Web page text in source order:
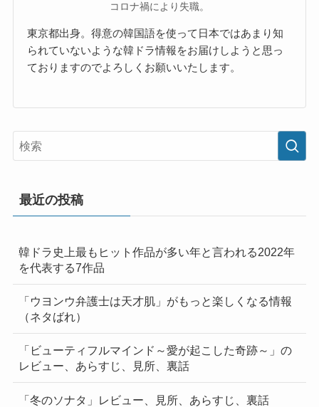
コロナ禍により失職。
東京都出身。得意の韓国語を使って日本ではあまり知
られていないような韓ドラ情報をお届けしようと思っ
ておりますのでよろしくお願いいたします。
最近の投稿
韓ドラ史上最もヒット作品が多い年と言われる2022年
を代表する7作品
「ウヨンウ弁護士は天才肌」がもっと楽しくなる情報
（ネタばれ）
「ビューティフルマインド～愛が起こした奇跡～」の
レビュー、あらすじ、見所、裏話
「冬のソナタ」レビュー、見所、あらすじ、裏話